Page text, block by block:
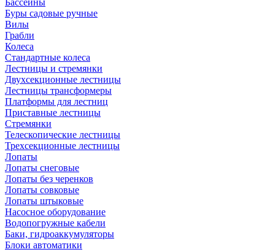
Бассейны
Буры садовые ручные
Вилы
Грабли
Колеса
Стандартные колеса
Лестницы и стремянки
Двухсекционные лестницы
Лестницы трансформеры
Платформы для лестниц
Приставные лестницы
Стремянки
Телескопические лестницы
Трехсекционные лестницы
Лопаты
Лопаты снеговые
Лопаты без черенков
Лопаты совковые
Лопаты штыковые
Насосное оборудование
Водопогружные кабели
Баки, гидроаккумуляторы
Блоки автоматики